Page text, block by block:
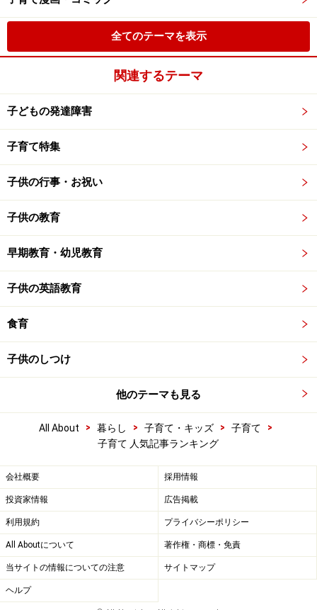
全てのテーマを表示
関連するテーマ
子どもの発達障害
子育て特集
子供の行事・お祝い
子供の教育
早期教育・幼児教育
子供の英語教育
食育
子供のしつけ
他のテーマも見る
All About > 暮らし > 子育て・キッズ > 子育て
>
子育て 人気記事ランキング
会社概要 採用情報
投資家情報 広告掲載
利用規約 プライバシーポリシー
All Aboutについて 著作権・商標・免責
当サイトの情報についての注意 サイトマップ
ヘルプ